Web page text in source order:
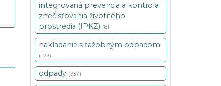
integrovaná prevencia a kontrola
znečisťovania životného
prostredia (IPKZ) (81)
nakladanie s ťažobným odpadom
(123)
odpady (337)